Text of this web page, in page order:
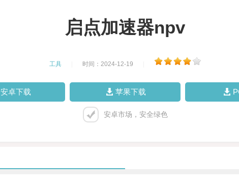
启点加速器npv
工具 时间：2024-12-19
安卓下载 苹果下载
安卓市场，安全绿色